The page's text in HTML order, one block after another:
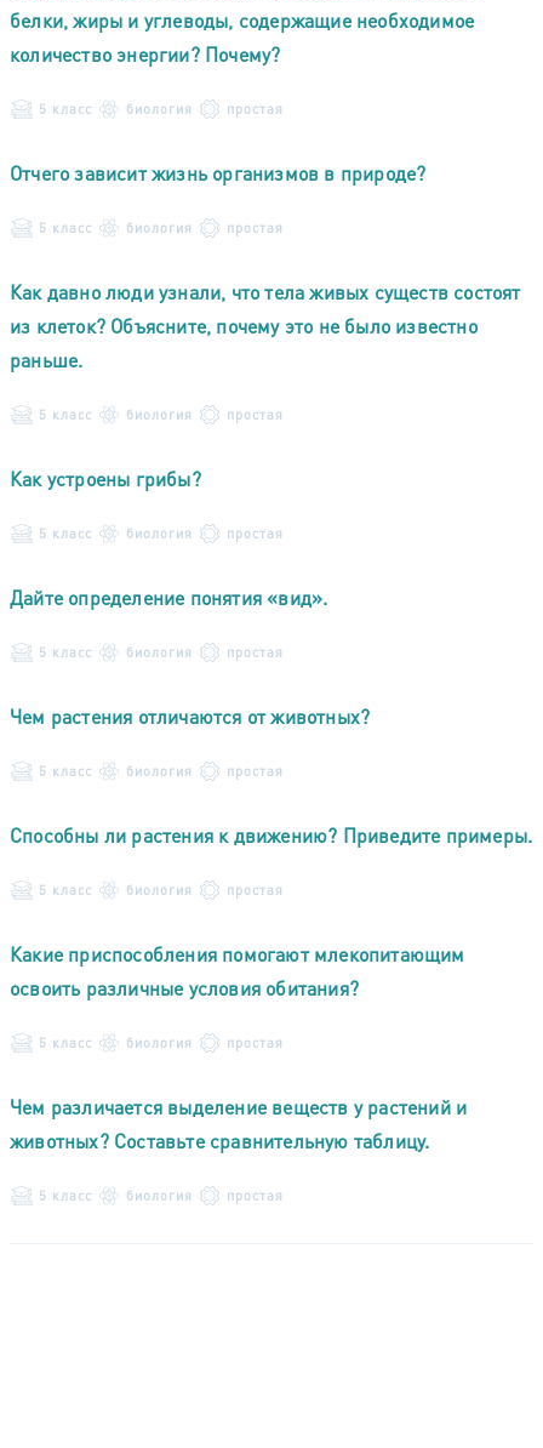
белки, жиры и углеводы, содержащие необходимое
количество энергии? Почему?
5 класс биология простая
Отчего зависит жизнь организмов в природе?
5 класс биология простая
Как давно люди узнали, что тела живых существ состоят
из клеток? Объясните, почему это не было известно
раньше.
5 класс биология простая
Как устроены грибы?
5 класс биология простая
Дайте определение понятия «вид».
5 класс биология простая
Чем растения отличаются от животных?
5 класс биология простая
Способны ли растения к движению? Приведите примеры.
5 класс биология простая
Какие приспособления помогают млекопитающим
освоить различные условия обитания?
5 класс биология простая
Чем различается выделение веществ у растений и
животных? Составьте сравнительную таблицу.
5 класс биология простая